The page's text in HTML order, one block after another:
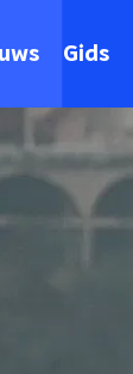
Gids